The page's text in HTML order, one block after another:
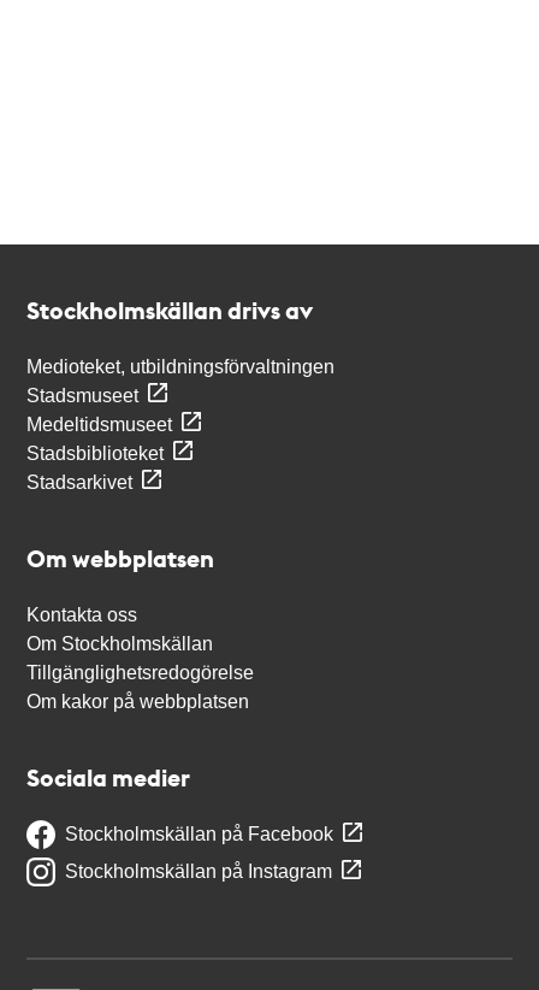
Stockholmskällan drivs av
Medioteket, utbildningsförvaltningen
Stadsmuseet
Medeltidsmuseet
Stadsbiblioteket
Stadsarkivet
Om webbplatsen
Kontakta oss
Om Stockholmskällan
Tillgänglighetsredogörelse
Om kakor på webbplatsen
Sociala medier
Stockholmskällan på Facebook
Stockholmskällan på Instagram